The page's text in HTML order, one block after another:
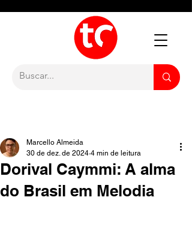
Dorival Caymmi: A alma
do Brasil em Melodia
Marcello Almeida
30 de dez. de 2024 4 min de leitura